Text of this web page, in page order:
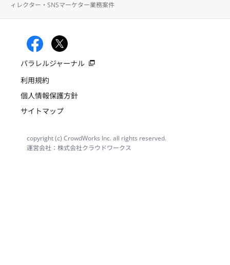
ィレクター・SNSマーケター業務案件
パラレルジャーナル
利用規約
個人情報保護方針
サイトマップ
copyright (c) CrowdWorks Inc. all rights reserved.
運営会社：株式会社クラウドワークス